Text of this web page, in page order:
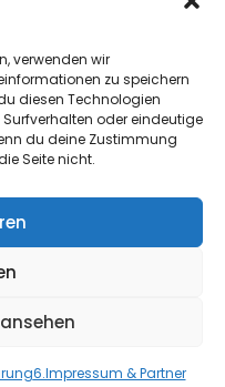
verwenden wir
zu speichern
diesen Technologien
oder eindeutige
du deine Zustimmung
Seite nicht.
6.Impressum & Partner